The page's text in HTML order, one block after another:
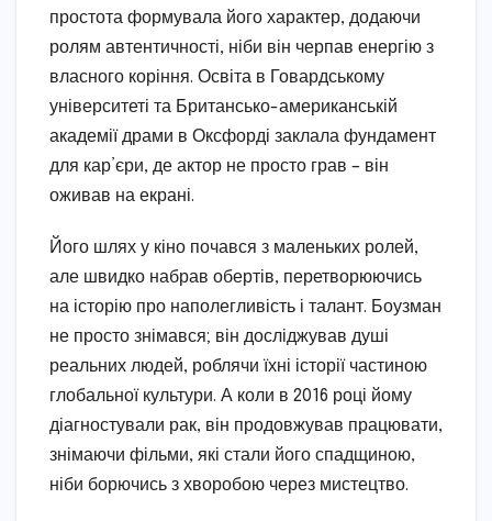
простота формувала його характер, додаючи
ролям автентичності, ніби він черпав енергію з
власного коріння. Освіта в Говардському
університеті та Британсько-американській
академії драми в Оксфорді заклала фундамент
для кар’єри, де актор не просто грав – він
оживав на екрані.
Його шлях у кіно почався з маленьких ролей,
але швидко набрав обертів, перетворюючись
на історію про наполегливість і талант. Боузман
не просто знімався; він досліджував душі
реальних людей, роблячи їхні історії частиною
глобальної культури. А коли в 2016 році йому
діагностували рак, він продовжував працювати,
знімаючи фільми, які стали його спадщиною,
ніби борючись з хворобою через мистецтво.